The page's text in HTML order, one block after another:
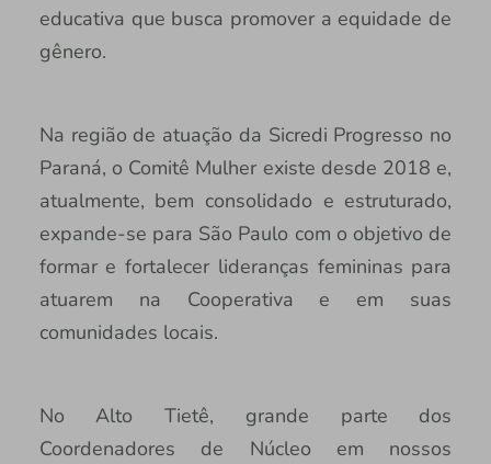
educativa que busca promover a equidade de
gênero.
Na região de atuação da Sicredi Progresso no
Paraná, o Comitê Mulher existe desde 2018 e,
atualmente, bem consolidado e estruturado,
expande-se para São Paulo com o objetivo de
formar e fortalecer lideranças femininas para
atuarem na Cooperativa e em suas
comunidades locais.
No Alto Tietê, grande parte dos
Coordenadores de Núcleo em nossos